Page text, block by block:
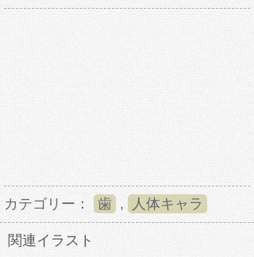
カテゴリー： 歯 , 人体キャラ
関連イラスト